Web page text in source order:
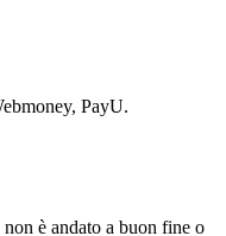
PayU.
è andato a buon fine o